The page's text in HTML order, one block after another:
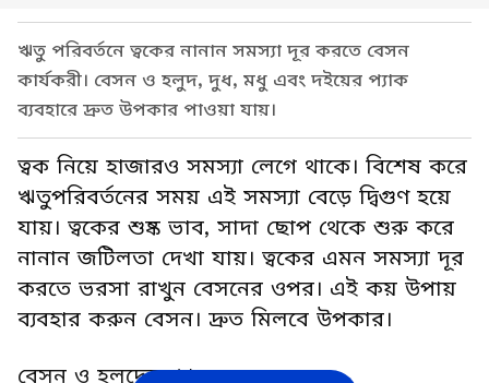
ঋতু পরিবর্তনে ত্বকের নানান সমস্যা দূর করতে বেসন
কার্যকরী। বেসন ও হলুদ, দুধ, মধু এবং দইয়ের প্যাক
ব্যবহারে দ্রুত উপকার পাওয়া যায়।
ত্বক নিয়ে হাজারও সমস্যা লেগে থাকে। বিশেষ করে
ঋতুপরিবর্তনের সময় এই সমস্যা বেড়ে দ্বিগুণ হয়ে
যায়। ত্বকের শুষ্ক ভাব, সাদা ছোপ থেকে শুরু করে
নানান জটিলতা দেখা যায়। ত্বকের এমন সমস্যা দূর
করতে ভরসা রাখুন বেসনের ওপর। এই কয় উপায়
ব্যবহার করুন বেসন। দ্রুত মিলবে উপকার।
বেসন ও হলুদের প্যাক